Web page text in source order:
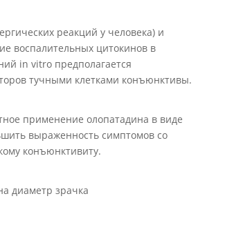
реакций у человека) и
воспалительных цитокинов в
in vitro предполагается
тучными клетками конъюнктивы.
применение олопатадина в виде
выраженность симптомов со
конъюнктивиту.
диаметр зрачка